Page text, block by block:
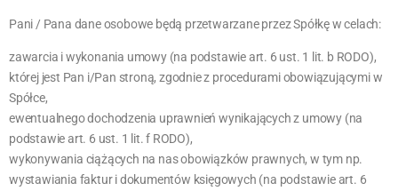
Pani / Pana dane osobowe będą przetwarzane przez Spółkę w celach:
zawarcia i wykonania umowy (na podstawie art. 6 ust. 1 lit. b RODO),
której jest Pan i/Pan stroną, zgodnie z procedurami obowiązującymi w
Spółce,
ewentualnego dochodzenia uprawnień wynikających z umowy (na
podstawie art. 6 ust. 1 lit. f RODO),
wykonywania ciążących na nas obowiązków prawnych, w tym np.
wystawiania faktur i dokumentów księgowych (na podstawie art. 6